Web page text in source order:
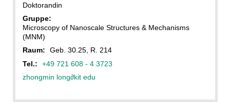
Doktorandin
Gruppe:
Microscopy of Nanoscale Structures & Mechanisms
(MNM)
Raum:
Geb. 30.25, R. 214
Tel.:
+49 721 608 - 4 3723
zhongmin long∂kit edu